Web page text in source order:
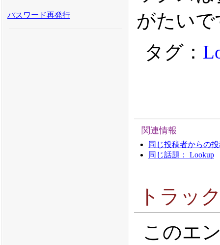
パスワード再発行
がたいで
タグ：
関連情報
同じ投稿者からの投
同じ話題： Lookup
トラッ
このエ